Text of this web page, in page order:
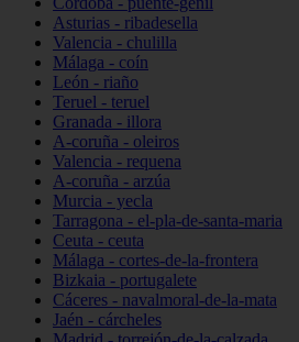
Asturias - ribadesella
Valencia - chulilla
Málaga - coín
León - riaño
Teruel - teruel
Granada - illora
A-coruña - oleiros
Valencia - requena
A-coruña - arzúa
Murcia - yecla
Tarragona - el-pla-de-santa-maria
Ceuta - ceuta
Málaga - cortes-de-la-frontera
Bizkaia - portugalete
Cáceres - navalmoral-de-la-mata
Jaén - cárcheles